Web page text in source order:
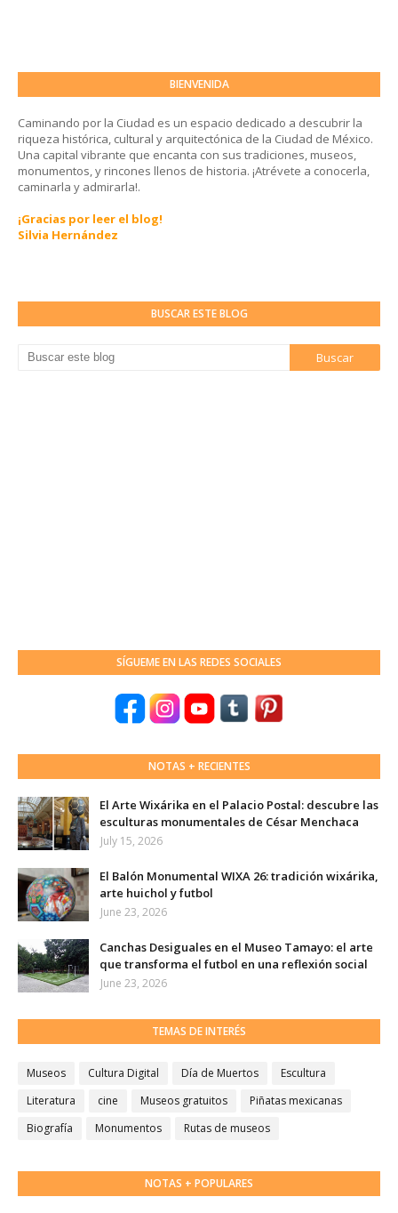
BIENVENIDA
Caminando por la Ciudad es un espacio dedicado a descubrir la
riqueza histórica, cultural y arquitectónica de la Ciudad de México.
Una capital vibrante que encanta con sus tradiciones, museos,
monumentos, y rincones llenos de historia. ¡Atrévete a conocerla,
caminarla y admirarla!.
¡Gracias por leer el blog!
Silvia Hernández
BUSCAR ESTE BLOG
SÍGUEME EN LAS REDES SOCIALES
NOTAS + RECIENTES
El Arte Wixárika en el Palacio Postal: descubre las
esculturas monumentales de César Menchaca
July 15, 2026
El Balón Monumental WIXA 26: tradición wixárika,
arte huichol y futbol
June 23, 2026
Canchas Desiguales en el Museo Tamayo: el arte
que transforma el futbol en una reflexión social
June 23, 2026
TEMAS DE INTERÉS
Museos Cultura Digital Día de Muertos
Escultura
Literatura
cine Museos gratuitos
Piñatas mexicanas
Biografía
Monumentos Rutas de museos
NOTAS + POPULARES